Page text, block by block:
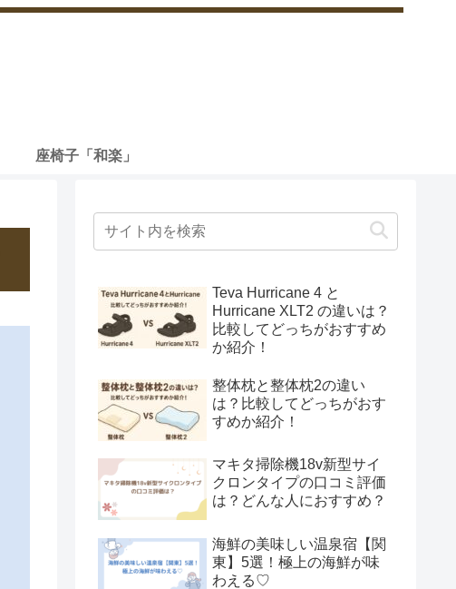
座椅子「和楽」
Teva Hurricane 4 と
Hurricane XLT2 の違いは？
比較してどっちがおすすめ
か紹介！
整体枕と整体枕2の違い
は？比較してどっちがおす
すめか紹介！
マキタ掃除機18v新型サイ
クロンタイプの口コミ評価
は？どんな人におすすめ？
海鮮の美味しい温泉宿【関
東】5選！極上の海鮮が味
わえる♡